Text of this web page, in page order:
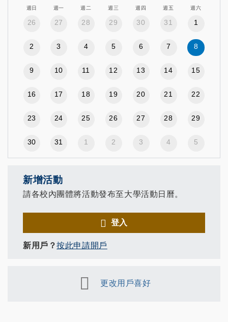
週日 週一 週二 週三 週四 週五 週六
26 27 28 29 30 31 1
2 3 4 5 6 7 8
9 10 11 12 13 14 15
16 17 18 19 20 21 22
23 24 25 26 27 28 29
30 31 1 2 3 4 5
新增活動
請各校內團體將活動發布至大學活動日曆。
登入
新用戶？按此申請開戶
更改用戶喜好